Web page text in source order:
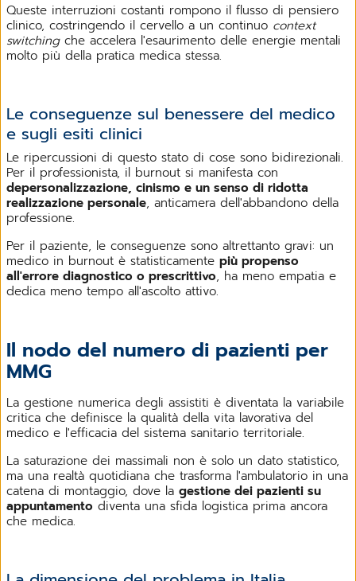
Queste interruzioni costanti rompono il flusso di pensiero
clinico, costringendo il cervello a un continuo context
switchingche accelera l'esaurimento delle energie mentali
molto più della pratica medica stessa.
Le conseguenze sul benessere del medico
e sugli esiti clinici
Le ripercussioni di questo stato di cose sono bidirezionali.
Per il professionista, il burnout si manifesta con
depersonalizzazione, cinismo e un senso di ridotta
realizzazione personale, anticamera dell'abbandono della
professione.
Per il paziente, le conseguenze sono altrettanto gravi: un
medico in burnout è statisticamente più propenso
all'errore diagnostico o prescrittivo, ha meno empatia e
dedica meno tempo all'ascolto attivo.
Il nodo del numero di pazienti per
MMG
La gestione numerica degli assistiti è diventata la variabile
critica che definisce la qualità della vita lavorativa del
medico e l'efficacia del sistema sanitario territoriale.
La saturazione dei massimali non è solo un dato statistico,
ma una realtà quotidiana che trasforma l'ambulatorio in una
catena di montaggio, dove la gestione dei pazienti su
appuntamento diventa una sfida logistica prima ancora
che medica.